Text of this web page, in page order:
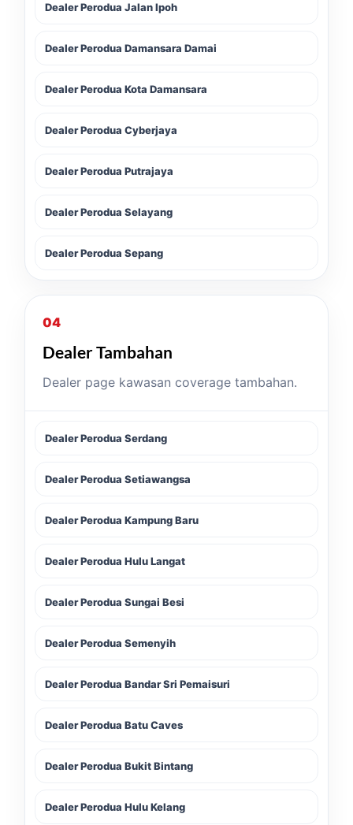
Dealer Perodua Jalan Ipoh
Dealer Perodua Damansara Damai
Dealer Perodua Kota Damansara
Dealer Perodua Cyberjaya
Dealer Perodua Putrajaya
Dealer Perodua Selayang
Dealer Perodua Sepang
04
Dealer Tambahan
Dealer page kawasan coverage tambahan.
Dealer Perodua Serdang
Dealer Perodua Setiawangsa
Dealer Perodua Kampung Baru
Dealer Perodua Hulu Langat
Dealer Perodua Sungai Besi
Dealer Perodua Semenyih
Dealer Perodua Bandar Sri Pemaisuri
Dealer Perodua Batu Caves
Dealer Perodua Bukit Bintang
Dealer Perodua Hulu Kelang